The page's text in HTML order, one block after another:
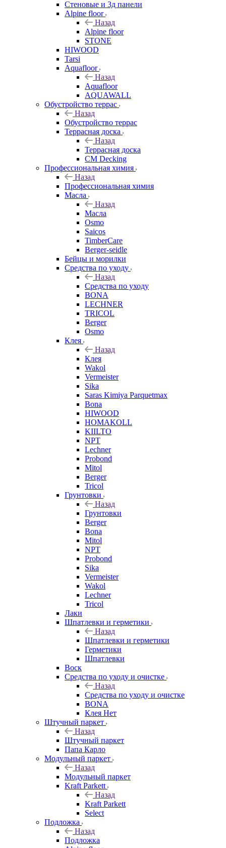
Стеновые и 3д панели
Alpine floor
Назад
Alpine floor
STONE
HIWOOD
Tarsi
Aquafloor
Назад
Aquafloor
AQUAWALL
Обустройство террас
Назад
Обустройство террас
Террасная доска
Назад
Террасная доска
CM Decking
Профессиональная химия
Назад
Профессиональная химия
Масла
Назад
Масла
Osmo
Saicos
TimberCare
Berger-seidle
Бейцы и морилки
Средства по уходу
Назад
Средства по уходу
BONA
LECHNER
TRICOL
Berger
Osmo
Клея
Назад
Клея
Wakol
Vermeister
Sika
Saras Kimiya Parquetmax
Bona
HIWOOD
HOMAKOLL
KIILTO
NPT
Lechner
Probond
Mitol
Berger
Tricol
Грунтовки
Назад
Грунтовки
Berger
Bona
Mitol
NPT
Probond
Sika
Vermeister
Wakol
Lechner
Tricol
Лаки
Шпатлевки и герметики
Назад
Шпатлевки и герметики
Герметики
Шпатлевки
Воск
Средства по уходу и очистке
Назад
Средства по уходу и очистке
BONA
Клея Нет
Штучный паркет
Назад
Штучный паркет
Папа Карло
Модульный паркет
Назад
Модульный паркет
Kraft Parkett
Назад
Kraft Parkett
Select
Подложка
Назад
Подложка